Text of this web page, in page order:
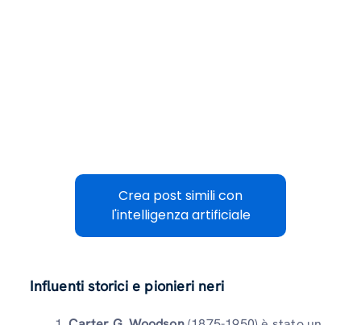
Crea post simili con
l'intelligenza artificiale
Influenti storici e pionieri neri